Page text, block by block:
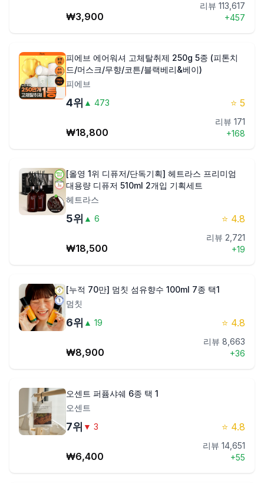
₩3,900
리뷰 113,617
+457
피에브 에어워셔 고체탈취제 250g 5종 (피톤치
드/머스크/무향/코튼/블랙베리&베이)
피에브
4위 ▲ 473 ⭐ 5
₩18,800
리뷰 171
+168
[올영 1위 디퓨저/단독기획] 헤트라스 프리미엄
대용량 디퓨저 510ml 2개입 기획세트
헤트라스
5위 ▲ 6 ⭐ 4.8
₩18,500
리뷰 2,721
+19
[누적 70만] 멈칫 섬유향수 100ml 7종 택1
멈칫
6위 ▲ 19 ⭐ 4.8
₩8,900
리뷰 8,663
+36
오센트 퍼퓸샤쉐 6종 택 1
오센트
7위 ▼ 3 ⭐ 4.8
₩6,400
리뷰 14,651
+55